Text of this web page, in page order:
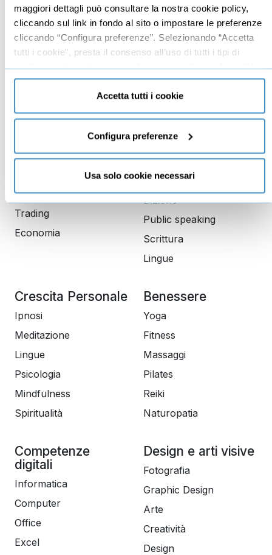
maggiori dettagli può consultare la nostra cookie policy,
cliccando sul link in fondo al sito o impostare le preferenze
cliccando “Configura preferenze”. Selezionando “Accetta
tutti i cookie”, presta il consenso all’uso di tutti i tipi di
cookie mentre può revocare il consenso cliccando su “Usa
solo cookie necessari” e saranno attivati i soli cookie
tecnici necessari al corretto funzionamento del sito.
Accetta tutti i cookie
Configura preferenze
Usa solo cookie necessari
Branding
Leadership
Business management
Produttività
Data analyst
finanziaria
Finanza
Trading
Economia
Comunicazione
Copywriting
PNL
Dizione
Public speaking
Scrittura
Lingue
Crescita Personale
Ipnosi
Meditazione
Lingue
Psicologia
Mindfulness
Spiritualità
Benessere
Yoga
Fitness
Massaggi
Pilates
Reiki
Naturopatia
Competenze
digitali
Informatica
Computer
Office
Excel
Design e arti visive
Fotografia
Graphic Design
Arte
Creatività
Design